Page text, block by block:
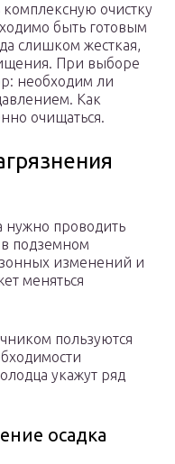
очистку
быть готовым
слишком жесткая,
При выборе
необходим ли
Как
очищаться.
нужно проводить
в подземном
изменений и
меняться
пользуются
укажут ряд
осадка